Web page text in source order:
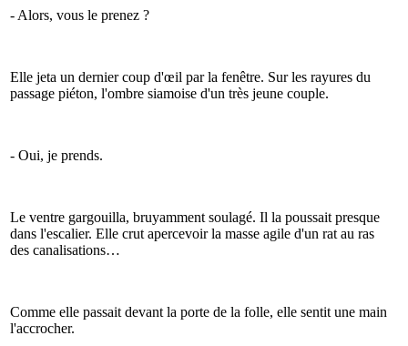
- Alors, vous le prenez ?
Elle jeta un dernier coup d'œil par la fenêtre. Sur les rayures du
passage piéton, l'ombre siamoise d'un très jeune couple.
- Oui, je prends.
Le ventre gargouilla, bruyamment soulagé. Il la poussait presque
dans l'escalier. Elle crut apercevoir la masse agile d'un rat au ras
des canalisations…
Comme elle passait devant la porte de la folle, elle sentit une main
l'accrocher.